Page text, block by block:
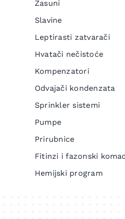
Zasuni
Slavine
Leptirasti zatvarači
Hvatači nečistoće
Kompenzatori
Odvajači kondenzata
Sprinkler sistemi
Pumpe
Prirubnice
Fitinzi i fazonski
Hemijski program